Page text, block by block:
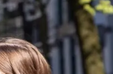
p.p. excl. BTW